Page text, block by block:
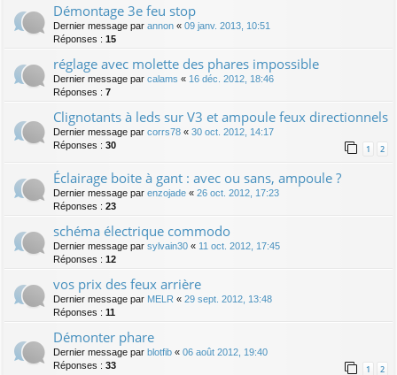
Démontage 3e feu stop
Dernier message par annon « 09 janv. 2013, 10:51
Réponses : 15
réglage avec molette des phares impossible
Dernier message par calams « 16 déc. 2012, 18:46
Réponses : 7
Clignotants à leds sur V3 et ampoule feux directionnels
Dernier message par corrs78 « 30 oct. 2012, 14:17
Réponses : 30 1 2
Éclairage boite à gant : avec ou sans, ampoule ?
Dernier message par enzojade « 26 oct. 2012, 17:23
Réponses : 23
schéma électrique commodo
Dernier message par sylvain30 « 11 oct. 2012, 17:45
Réponses : 12
vos prix des feux arrière
Dernier message par MELR « 29 sept. 2012, 13:48
Réponses : 11
Démonter phare
Dernier message par blotfib « 06 août 2012, 19:40
Réponses : 33 1 2